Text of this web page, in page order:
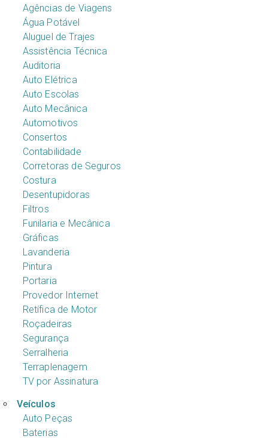
Agências de Viagens
Água Potável
Aluguel de Trajes
Assistência Técnica
Auditoria
Auto Elétrica
Auto Escolas
Auto Mecânica
Automotivos
Consertos
Contabilidade
Corretoras de Seguros
Costura
Desentupidoras
Filtros
Funilaria e Mecânica
Gráficas
Lavanderia
Pintura
Portaria
Provedor Internet
Retífica de Motor
Roçadeiras
Segurança
Serralheria
Terraplenagem
TV por Assinatura
Veículos
Auto Peças
Baterias